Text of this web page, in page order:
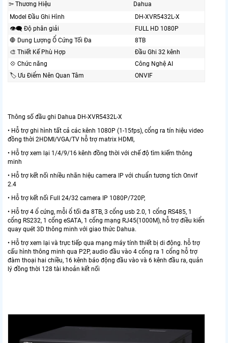
⭄ Thương Hiệu
Dahua
Model Đầu Ghi Hình
DH-XVR5432L-X
👁️‍🗨 Độ phân giải
FULL HD 1080P
🛑 Dung Lượng Ổ Cứng Tối Đa
8TB
🎨 Thiết Kế Phù Hợp
Đầu Ghi 32 kênh
💠 Chức năng
Công Nghệ AI
🏷 Ưu Điểm Nên Quan Tâm
ONVIF
Thông số đầu ghi Dahua DH-XVR5432L-X
• Hỗ trợ ghi hình tất cả các kênh 1080P (1-15fps), cổng ra tín hiệu video
đồng thời 2HDMI/VGA/TV hỗ trợ matrix HDMI,
• Hỗ trợ xem lại 1/4/9/16 kênh đồng thời với chế độ tìm kiếm thông
minh
• Hỗ trợ kết nối nhiều nhãn hiệu camera IP với chuẩn tương tích Onvif
2.4
• Hỗ trợ kết nối Full 24/32 camera IP 1080P/720P,
• Hỗ trợ 4 ổ cứng, mỗi ổ tối đa 8TB, 3 cổng usb 2.0, 1 cổng RS485, 1
cổng RS232, 1 cổng eSATA, 1 cổng mạng RJ45(1000M), hỗ trợ điều kiển
quay quét 3D thông minh với giao thức Dahua.
• Hỗ trợ xem lại và trực tiếp qua mạng máy tính thiết bị di động. hỗ trợ
cấu hình thông minh qua P2P, audio đầu vào 4 cổng ra 1 cổng hỗ trợ
đàm thoại hai chiều, 16 kênh báo động đầu vào và 6 kênh đầu ra, quản
lý đồng thời 128 tài khoản kết nối